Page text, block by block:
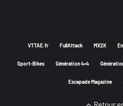
VTTAE.fr FullAttack MX2K
Sport-Bikes Génération 4×4
Escapade Magazine